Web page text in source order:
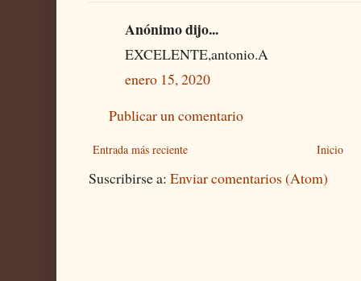
Anónimo dijo...
EXCELENTE,antonio.A
enero 15, 2020
Publicar un comentario
Entrada más reciente Inicio
Suscribirse a: Enviar comentarios (Atom)